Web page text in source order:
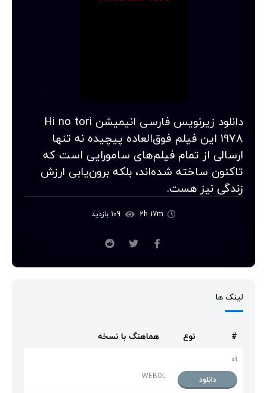
دانلود زیرنویس فارسی انیمیشن Hi no tori
1978 این فیلم فوق‌العاده پیچیده نه تنها
ارسالی از تمام فیلم‌های سامورایی است که
تاکنون ساخته شده‌اند، بلکه برون‌یابی ارزش
زندگی نیز هست.
لینک ها
# نوع هماهنگ با نسخه
01
دانلود
WEBDL